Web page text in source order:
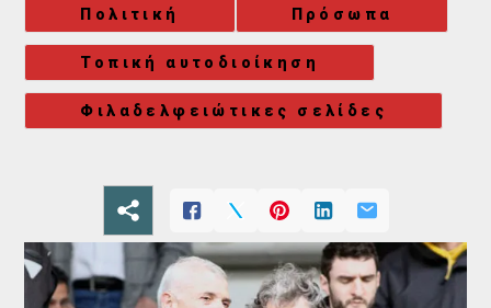
Πολιτική Πρόσωπα
Τοπική αυτοδιοίκηση
Φιλαδελφειώτικες σελίδες